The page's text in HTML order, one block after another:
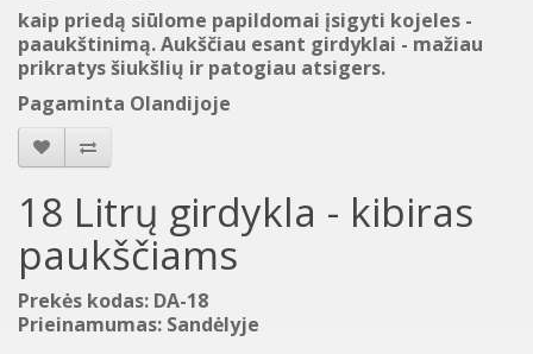
kaip priedą siūlome papildomai įsigyti kojeles -
paaukštinimą. Aukščiau esant girdyklai - mažiau
prikratys šiukšlių ir patogiau atsigers.
Pagaminta Olandijoje
18 Litrų girdykla - kibiras
paukščiams
Prekės kodas: DA-18
Prieinamumas: Sandėlyje